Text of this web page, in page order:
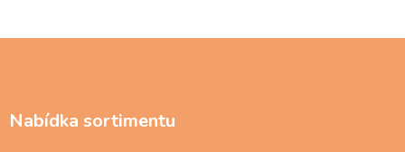
Nabídka sortimentu